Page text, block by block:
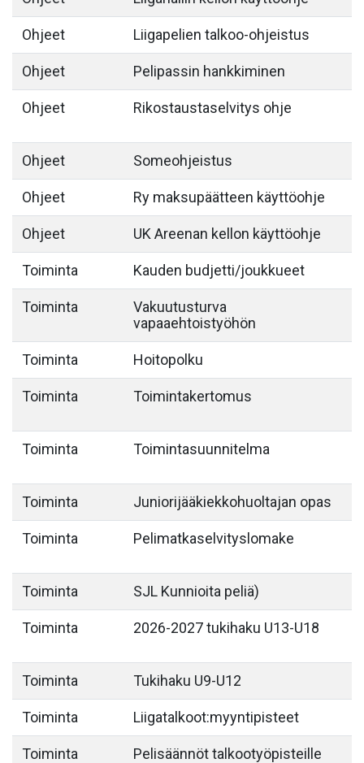
Ohjeet Liigapelien talkoo-ohjeistus
Ohjeet Pelipassin hankkiminen
Ohjeet Rikostaustaselvitys ohje
Ohjeet Someohjeistus
Ohjeet Ry maksupäätteen käyttöohje
Ohjeet UK Areenan kellon käyttöohje
Toiminta Kauden budjetti/joukkueet
Toiminta
Vakuutusturva
vapaaehtoistyöhön
Toiminta Hoitopolku
Toiminta Toimintakertomus
Toiminta Toimintasuunnitelma
Toiminta Juniorijääkiekkohuoltajan opas
Toiminta Pelimatkaselvityslomake
Toiminta SJL Kunnioita peliä)
Toiminta 2026-2027 tukihaku U13-U18
Toiminta Tukihaku U9-U12
Toiminta Liigatalkoot:myyntipisteet
Toiminta Pelisäännöt talkootyöpisteille